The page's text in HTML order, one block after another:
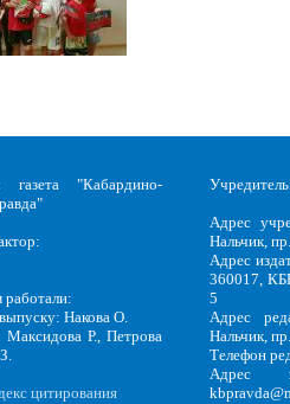
газета "Кабардино-
Накова О.
Р., Петрова
Адрес
Нальчик,
Адрес
360017,
5
Адрес
Нальчик,
Телефон
Адрес